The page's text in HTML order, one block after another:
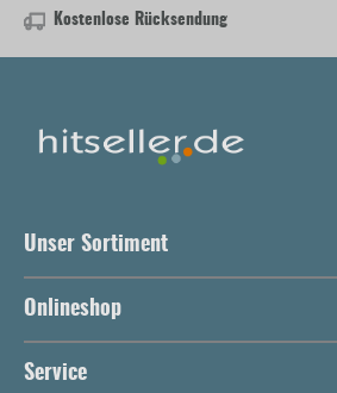
Kostenlose Rücksendung
Unser Sortiment
Onlineshop
Service